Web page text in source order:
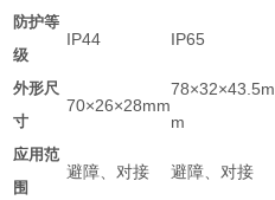
防护等
级
IP44 IP65
外形尺
寸
70×26×28mm
78×32×43.5m
m
应用范
围
避障、对接 避障、对接